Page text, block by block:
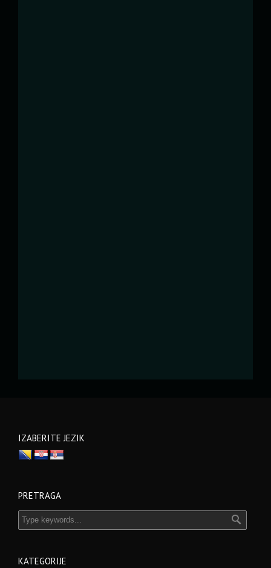
IZABERITE JEZIK
PRETRAGA
KATEGORIJE